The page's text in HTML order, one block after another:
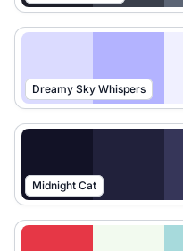
Dreamy Sky Whispers
Midnight Cat